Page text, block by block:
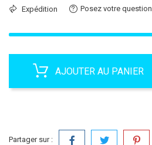
Expédition Posez votre question
AJOUTER AU PANIER
Partager sur :